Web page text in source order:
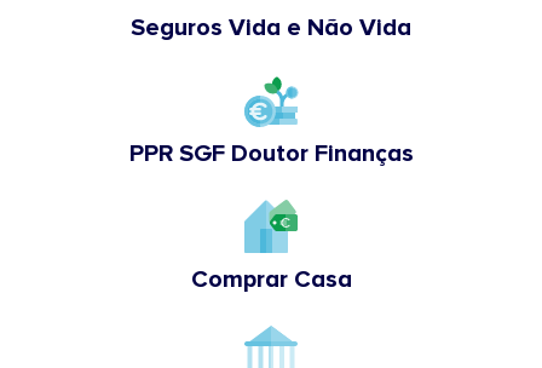
Seguros Vida e Não Vida
PPR SGF Doutor Finanças
Comprar Casa